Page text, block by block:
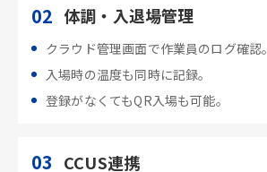
02 体調・入退場管理
クラウド管理画面で作業員のログ確認。
入場時の温度も同時に記録。
登録がなくてもQR入場も可能。
03 CCUS連携